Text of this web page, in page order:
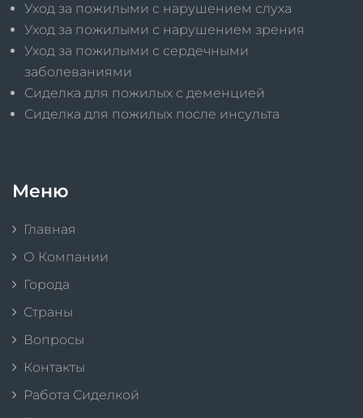
Уход за пожилыми с нарушением слуха
Уход за пожилыми с нарушением зрения
Уход за пожилыми с сердечными
заболеваниями
Сиделка для пожилых с деменцией
Сиделка для пожилых после инсульта
Меню
Главная
О Компании
Города
Страны
Вопросы
Контакты
Работа Сиделкой